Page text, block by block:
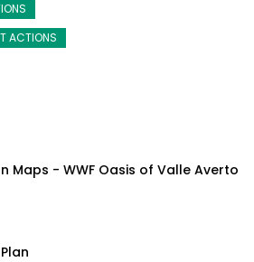
ACTIONS
Maps - WWF Oasis of Valle Averto